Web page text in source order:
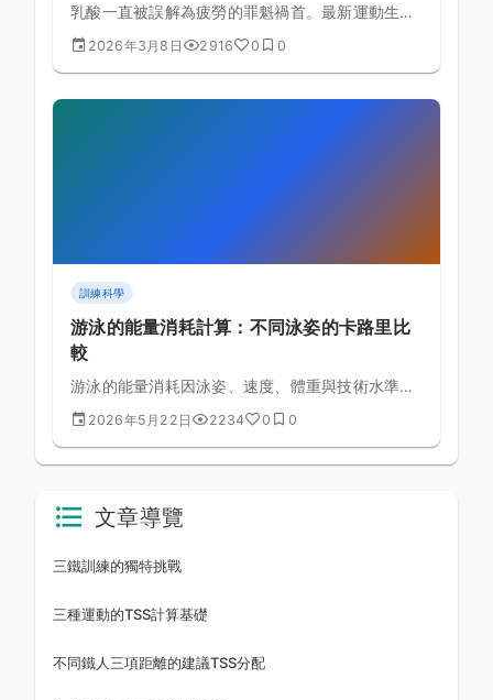
乳酸一直被誤解為疲勞的罪魁禍首。最新運動生理
學研究揭示了乳酸真正的角色和疲勞的真實機制。
2026年3月8日 2916 0 0
訓練科學
游泳的能量消耗計算：不同泳姿的卡路里比
較
游泳的能量消耗因泳姿、速度、體重與技術水準而
有極大差異，坊間「游泳每小時燃燒 500 大卡」
的說法過於簡化。本文以運動生理學公式解析各泳
2026年5月22日 2234 0 0
文章導覽
三鐵訓練的獨特挑戰
三種運動的TSS計算基礎
不同鐵人三項距離的建議TSS分配